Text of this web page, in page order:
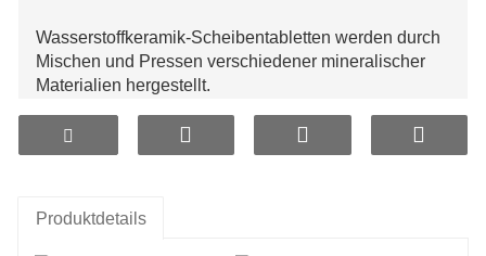
Wasserstoffkeramik-Scheibentabletten werden durch
Mischen und Pressen verschiedener mineralischer
Materialien hergestellt.
Potenzial und antibakterielle Materialien. Sie nutzen
dieEWIGE WELTIntelligente LSR-Technologie und -
Nano-mikroporöser Hochtemperatur-Sinterprozess.
Wenn sie in Wasser gelegt werden, können sie
Produktdetails